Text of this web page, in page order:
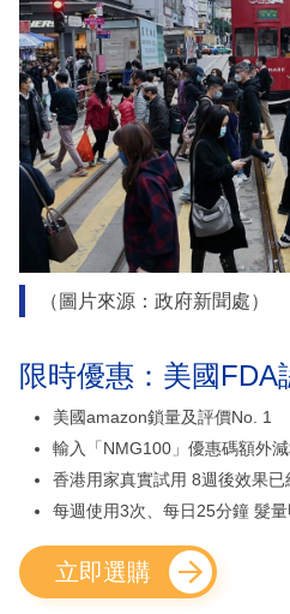
（圖片來源：政府新聞處）
限時優惠：美國
美國amazon鎖量及評價No. 1
輸入「NMG100」優惠碼額外
香港用家真實試用 8週後效果已
每週使用3次、每日25分鐘 髮
立即選購